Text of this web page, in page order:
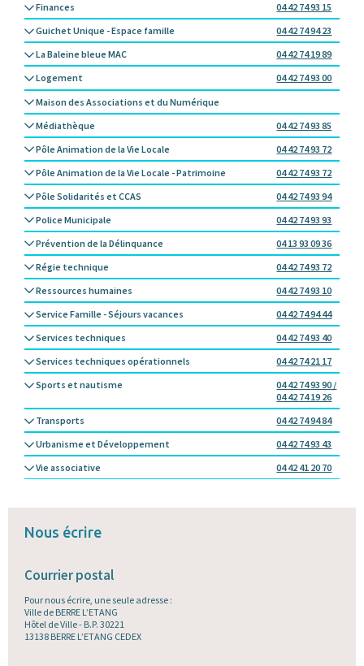
Finances
04 42 74 93 15
Guichet Unique - Espace famille
04 42 74 94 23
La Baleine bleue MAC
04 42 74 19 89
Logement
04 42 74 93 00
Maison des Associations et du Numérique
Médiathèque
04 42 74 93 85
Pôle Animation de la Vie Locale
04 42 74 93 72
Pôle Animation de la Vie Locale - Patrimoine
04 42 74 93 72
Pôle Solidarités et CCAS
04 42 74 93 94
Police Municipale
04 42 74 93 93
Prévention de la Délinquance
04 13 93 09 36
Régie technique
04 42 74 93 72
Ressources humaines
04 42 74 93 10
Service Famille - Séjours vacances
04 42 74 94 44
Services techniques
04 42 74 93 40
Services techniques opérationnels
04 42 74 21 17
Sports et nautisme
04 42 74 93 90 /
04 42 74 19 26
Transports
04 42 74 94 84
Urbanisme et Développement
04 42 74 93 43
Vie associative
04 42 41 20 70
Nous écrire
Courrier postal
Pour nous écrire, une seule adresse :
Ville de BERRE L’ETANG
Hôtel de Ville - B.P. 30221
13138 BERRE L’ETANG CEDEX